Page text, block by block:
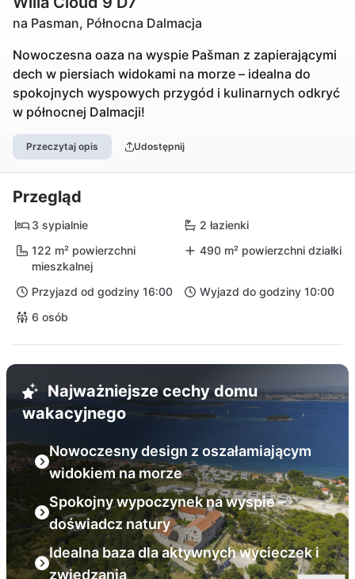
na Pasman, Północna Dalmacja
Nowoczesna oaza na wyspie Pašman z zapierającymi
dech w piersiach widokami na morze – idealna do
spokojnych wyspowych przygód i kulinarnych odkryć
w północnej Dalmacji!
Przeczytaj opis Udostępnij
Przegląd
3 sypialnie
2 łazienki
122 m² powierzchni
mieszkalnej
490 m² powierzchni działki
Przyjazd od godziny 16:00
Wyjazd do godziny 10:00
6 osób
Najważniejsze cechy domu
wakacyjnego
Nowoczesny design z oszałamiającym
widokiem na morze
Spokojny wypoczynek na wyspie –
doświadcz natury
Idealna baza dla aktywnych wycieczek i
zwiedzania